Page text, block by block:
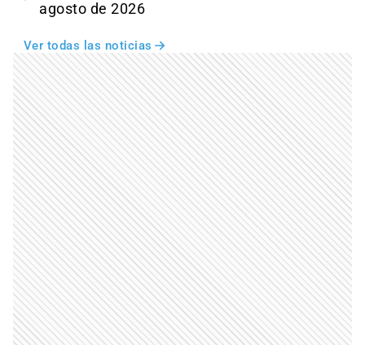
agosto de 2026
Ver todas las noticias